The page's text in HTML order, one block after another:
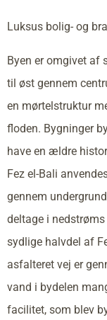
Luksus bolig- og
Byen er omgivet af
til øst gennem
en mørtelstruktur
floden. Bygninger
have en ældre
Fez el-Bali
gennem
deltage i
sydlige halvdel af
asfalteret vej er
vand i bydelen
facilitet, som blev